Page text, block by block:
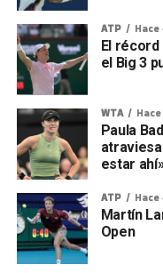
ATP
El récord
el Big 3
WTA
Paula
estar
ATP
Martín
Open